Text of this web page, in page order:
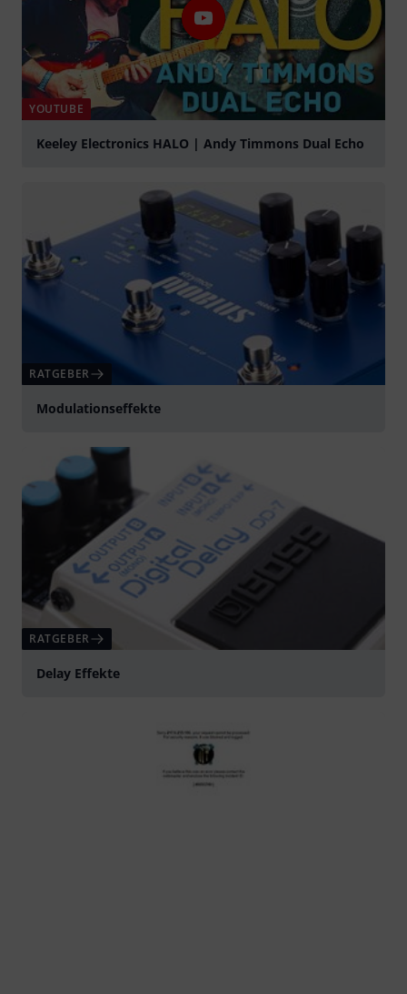
YOUTUBE
Keeley Electronics HALO | Andy Timmons Dual Echo
RATGEBER
Modulationseffekte
RATGEBER
Delay Effekte